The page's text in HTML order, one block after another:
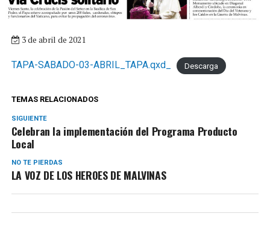
3 de abril de 2021
TAPA-SABADO-03-ABRIL_TAPA.qxd_ Descarga
TEMAS RELACIONADOS
SIGUIENTE
Celebran la implementación del Programa Producto
Local
NO TE PIERDAS
LA VOZ DE LOS HEROES DE MALVINAS